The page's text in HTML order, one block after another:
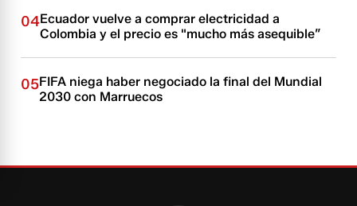
04Ecuador vuelve a comprar electricidad a
Colombia y el precio es "mucho más asequible”
05FIFA niega haber negociado la final del Mundial
2030 con Marruecos